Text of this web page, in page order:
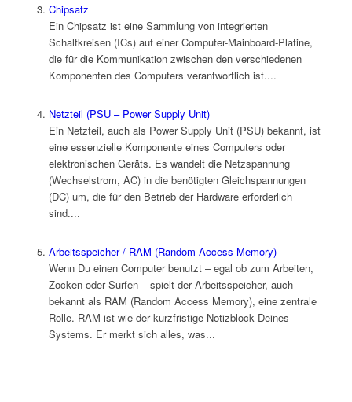
Chipsatz
Ein Chipsatz ist eine Sammlung von integrierten
Schaltkreisen (ICs) auf einer Computer-Mainboard-Platine,
die für die Kommunikation zwischen den verschiedenen
Komponenten des Computers verantwortlich ist....
Netzteil (PSU – Power Supply Unit)
Ein Netzteil, auch als Power Supply Unit (PSU) bekannt, ist
eine essenzielle Komponente eines Computers oder
elektronischen Geräts. Es wandelt die Netzspannung
(Wechselstrom, AC) in die benötigten Gleichspannungen
(DC) um, die für den Betrieb der Hardware erforderlich
sind....
Arbeitsspeicher / RAM (Random Access Memory)
Wenn Du einen Computer benutzt – egal ob zum Arbeiten,
Zocken oder Surfen – spielt der Arbeitsspeicher, auch
bekannt als RAM (Random Access Memory), eine zentrale
Rolle. RAM ist wie der kurzfristige Notizblock Deines
Systems. Er merkt sich alles, was...